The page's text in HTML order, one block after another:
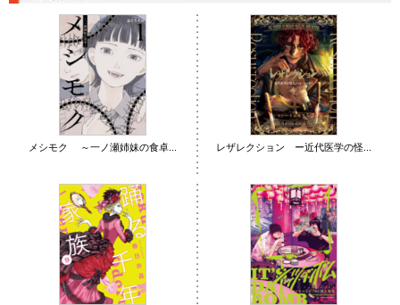
メシモク ～一ノ瀬姉妹の食卓... レザレクション ー近代医学の怪...